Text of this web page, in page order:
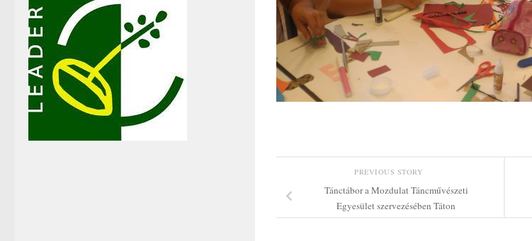
PREVIOUS STORY
Tánctábor a Mozdulat Táncművészeti
Egyesület szervezésében Táton